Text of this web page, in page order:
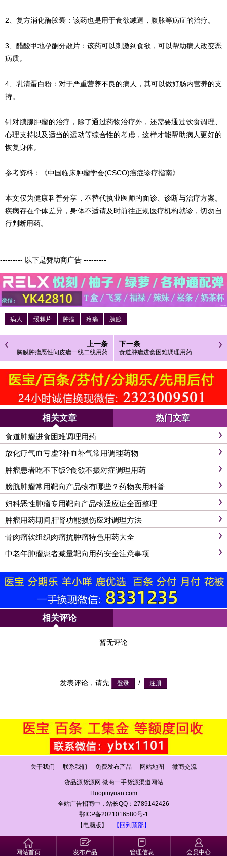
2、复方消化酶胶囊：该药也是用于食欲减退，腹胀等病症的治疗。
3、醋酸甲地孕酮分散片：该药可以刺激到食欲，可以帮助病人改变恶
病质。
4、乳清蛋白粉：对于严重营养不良的病人，其可以做好肠内营养的支
持。
针对胰腺肿瘤的治疗，除了通过药物治疗外，还需要通过饮食调理、
心理支持以及适当的运动等综合性的考虑，这样才能帮助病人更好的
恢复身体。
参考资料：《中国临床肿瘤学会(CSCO)癌症诊疗指南》
本文仅为健康科普分享，不替代执业医师的面诊、诊断与治疗方案。
疾病存在个体差异，身体不适请及时前往正规医疗机构就诊，切勿自
行判断用药。
--------- 以下是赞助商广告 ---------
病人 缓释片 肿瘤 疼痛 胰腺
上一条
胸膜肿瘤恶性间皮瘤一线二线用药
顺序讲解
下一条
食道肿瘤进食困难调理用药
相关文章 热门文章
食道肿瘤进食困难调理用药
放化疗气血亏虚?补血补气常用调理药物
肿瘤患者吃不下饭?食欲不振对症调理用药
膀胱肿瘤常用靶向产品物有哪些？药物实用科普
妇科恶性肿瘤专用靶向产品物适应症全面整理
肿瘤用药期间肝肾功能损伤应对调理方法
骨肉瘤软组织肉瘤抗肿瘤特色用药大全
中老年肿瘤患者减量靶向用药安全注意事项
相关评论
暂无评论
发表评论，请先 /
关于我们 - 联系我们 - 免费发布产品 - 网站地图 - 微商交流
货品源货源网 微商一手货源渠道网站
Huopinyuan.com
全站广告招商中，站长QQ：2789142426
鄂ICP备2021016580号-1
【电脑版】
【回到顶部】
网站首页 发布产品 管理信息 会员中心